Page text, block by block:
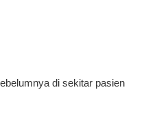
di sekitar pasien